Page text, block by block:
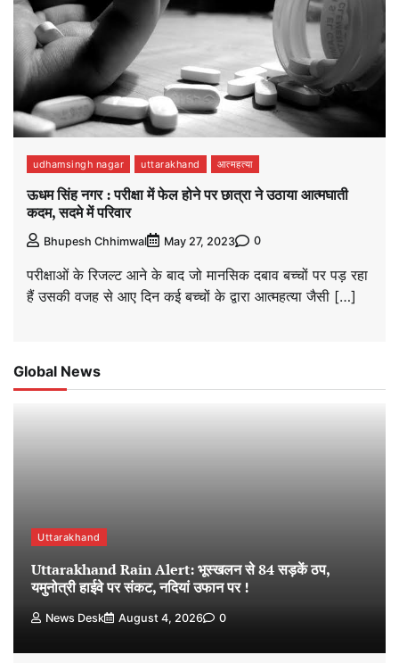
udhamsingh nagar uttarakhand आत्महत्या
ऊधम सिंह नगर : परीक्षा में फेल होने पर छात्रा ने उठाया आत्मघाती
कदम, सदमे में परिवार
Bhupesh Chhimwal May 27, 2023 0
परीक्षाओं के रिजल्ट आने के बाद जो मानसिक दबाव बच्चों पर पड़ रहा
हैं उसकी वजह से आए दिन कई बच्चों के द्वारा आत्महत्या जैसी […]
Global News
Uttarakhand
Uttarakhand Rain Alert: भूस्खलन से 84 सड़कें ठप,
यमुनोत्री हाईवे पर संकट, नदियां उफान पर !
News Desk August 4, 2026 0